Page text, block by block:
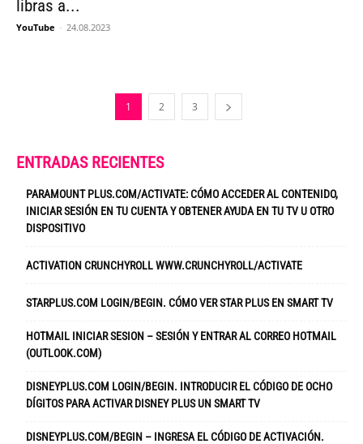
libras a...
YouTube - 24.08.2023
1 2 3
ENTRADAS RECIENTES
PARAMOUNT PLUS.COM/ACTIVATE: CÓMO ACCEDER AL CONTENIDO,
INICIAR SESIÓN EN TU CUENTA Y OBTENER AYUDA EN TU TV U OTRO
DISPOSITIVO
ACTIVATION CRUNCHYROLL WWW.CRUNCHYROLL/ACTIVATE
STARPLUS.COM LOGIN/BEGIN. CÓMO VER STAR PLUS EN SMART TV
HOTMAIL INICIAR SESION – SESIÓN Y ENTRAR AL CORREO HOTMAIL
(OUTLOOK.COM)
DISNEYPLUS.COM LOGIN/BEGIN. INTRODUCIR EL CÓDIGO DE OCHO
DÍGITOS PARA ACTIVAR DISNEY PLUS UN SMART TV
DISNEYPLUS.COM/BEGIN – INGRESA EL CÓDIGO DE ACTIVACIÓN.